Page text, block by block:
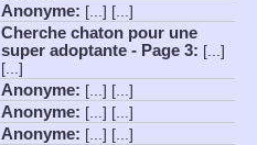
Anonyme: [...] [...]
Cherche chaton pour une
super adoptante - Page 3: [...]
[...]
Anonyme: [...] [...]
Anonyme: [...] [...]
Anonyme: [...] [...]